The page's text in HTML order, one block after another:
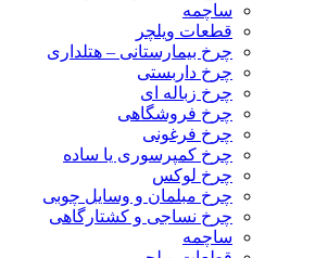
ساچمه
قطعات ویلچر
چرخ بیمارستانی – هتلداری
چرخ داربستی
چرخ زباله ای
چرخ فروشگاهی
چرخ فرغونی
چرخ کمپرسوری یا ساده
چرخ لوکس
چرخ مبلمان و وسایل چوبی
چرخ نساجی و کشتارگاهی
ساچمه